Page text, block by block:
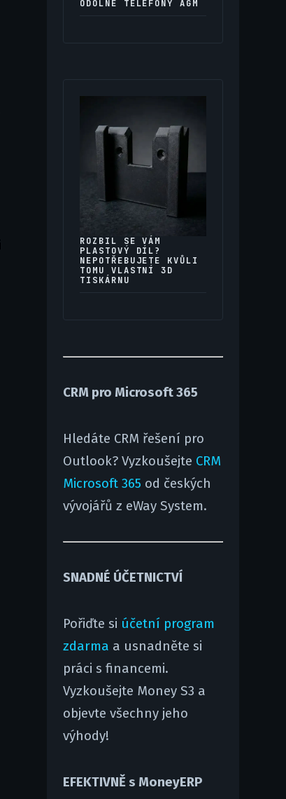
ODOLNÉ TELEFONY AGM
ROZBIL SE VÁM
PLASTOVÝ DÍL?
NEPOTŘEBUJETE KVŮLI
TOMU VLASTNÍ 3D
TISKÁRNU
CRM pro Microsoft 365
Hledáte CRM řešení pro
Outlook? Vyzkoušejte CRM
Microsoft 365 od českých
vývojářů z eWay System.
SNADNÉ ÚČETNICTVÍ
Pořiďte si účetní program
zdarma a usnadněte si
práci s financemi.
Vyzkoušejte Money S3 a
objevte všechny jeho
výhody!
EFEKTIVNĚ s MoneyERP